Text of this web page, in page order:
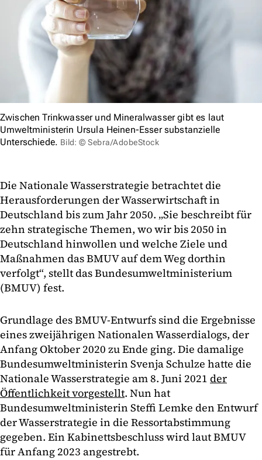
Zwischen Trinkwasser und Mineralwasser gibt es laut
Umweltministerin Ursula Heinen-Esser substanzielle
Unterschiede. Bild: © Sebra/AdobeStock
Die Nationale Wasserstrategie betrachtet die
Herausforderungen der Wasserwirtschaft in
Deutschland bis zum Jahr 2050. „Sie beschreibt für
zehn strategische Themen, wo wir bis 2050 in
Deutschland hinwollen und welche Ziele und
Maßnahmen das BMUV auf dem Weg dorthin
verfolgt“, stellt das Bundesumweltministerium
(BMUV) fest.
Grundlage des BMUV-Entwurfs sind die Ergebnisse
eines zweijährigen Nationalen Wasserdialogs, der
Anfang Oktober 2020 zu Ende ging. Die damalige
Bundesumweltministerin Svenja Schulze hatte die
Nationale Wasserstrategie am 8. Juni 2021 der
Öffentlichkeit vorgestellt. Nun hat
Bundesumweltministerin Steffi Lemke den Entwurf
der Wasserstrategie in die Ressortabstimmung
gegeben. Ein Kabinettsbeschluss wird laut BMUV
für Anfang 2023 angestrebt.